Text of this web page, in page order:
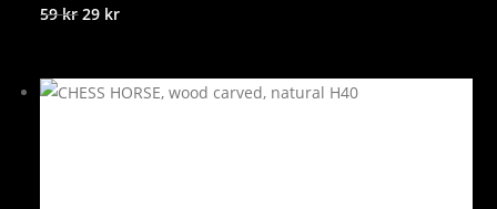
59krDet
var:
29 krDet
är: